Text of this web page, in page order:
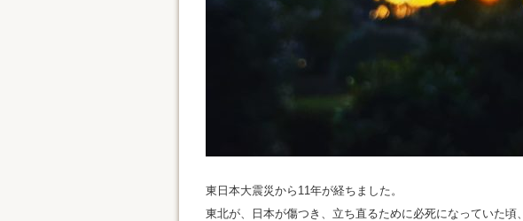
東日本大震災から11年が経ちました。
東北が、日本が傷つき、立ち直るために必死になっていた頃、